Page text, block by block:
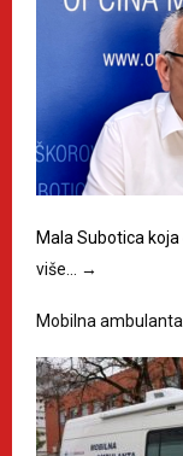
Mala Subotica
više… →
Mobilna